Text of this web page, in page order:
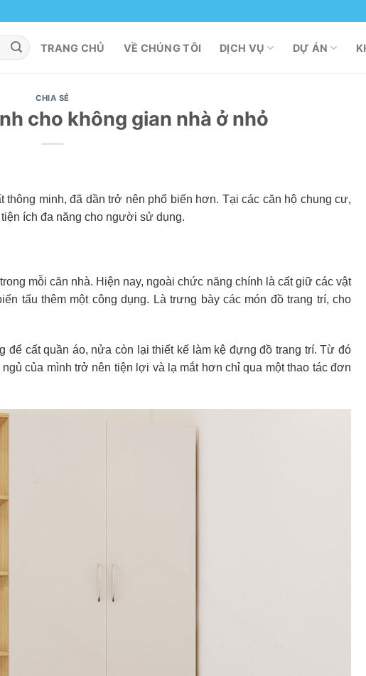
TRANG CHỦ VỀ CHÚNG TÔI DỊCH VỤ DỰ ÁN
CHIA SẺ
cho không gian nhà ở nhỏ
thông minh, đã dần trở nên phổ biến hơn. Tại các căn hộ chung cư,
ích đa năng cho người sử dụng.
mỗi căn nhà. Hiện nay, ngoài chức năng chính là cất giữ các vật
tấu thêm một công dụng. Là trưng bày các món đồ trang trí, cho
cất quần áo, nửa còn lại thiết kế làm kệ đựng đồ trang trí. Từ đó
của mình trở nên tiện lợi và lạ mắt hơn chỉ qua một thao tác đơn